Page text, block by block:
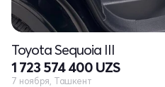
Toyota Sequoia III
1 723 574 400 UZS
7 ноября, Ташкент